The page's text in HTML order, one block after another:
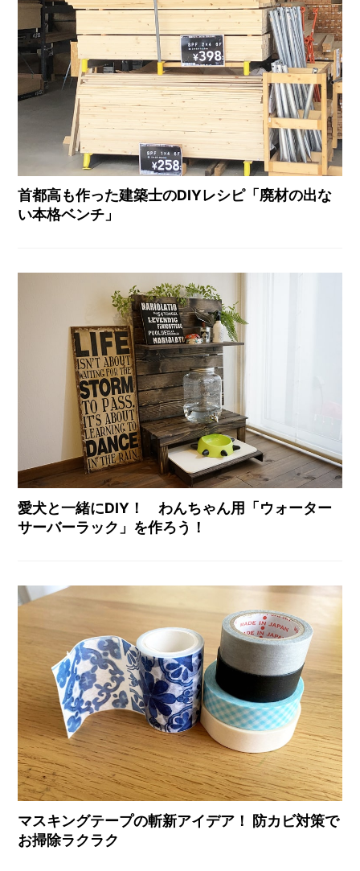
首都高も作った建築士のDIYレシピ「廃材の出な
い本格ベンチ」
愛犬と一緒にDIY！ わんちゃん用「ウォーター
サーバーラック」を作ろう！
マスキングテープの斬新アイデア！ 防カビ対策で
お掃除ラクラク